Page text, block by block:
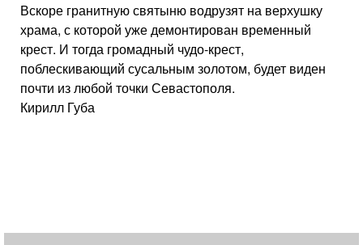
Вскоре гранитную святыню водрузят на верхушку
храма, с которой уже демонтирован временный
крест. И тогда громадный чудо-крест,
поблескивающий сусальным золотом, будет виден
почти из любой точки Севастополя.
Кирилл Губа